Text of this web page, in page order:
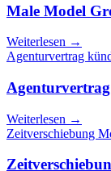
Male Model
Weiterlesen →
Agenturvertrag
Weiterlesen →
Zeitverschiebung